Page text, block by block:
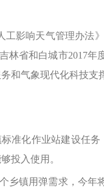
响天气管理办法
林省和白城市2017
和气象现代化科技
化作业站建设任务
投入使用。
镇用弹需求，今年